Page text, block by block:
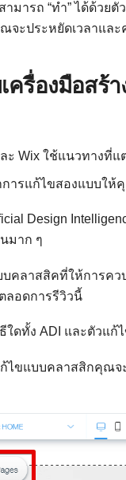
ารถ “ทำ” ได้ด้วยตั
จะประหยัดเวลาและ
รื่องมือสร้
ละ Wix ใช้แนวทางที่
การแก้ไขสองแบบให้
Design
มาก ๆ
บคลาสสิคที่ให้การคว
ลอดการรีวิวนี้
ใดทั้ง ADI และตัวแก้
ไขแบบคลาสสิกคุณจ